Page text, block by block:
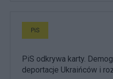
PiS
PiS odkrywa karty.
deportacje Ukraińców i